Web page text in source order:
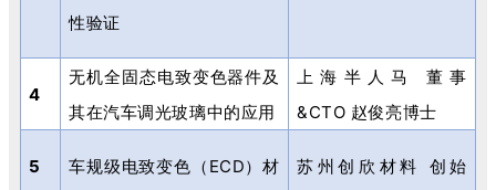
性验证
4
无机全固态电致变色器件及
其在汽车调光玻璃中的应用
上海半人马 董事
&CTO 赵俊亮博士
5 车规级电致变色（ ECD）材
苏州创欣材料 创始